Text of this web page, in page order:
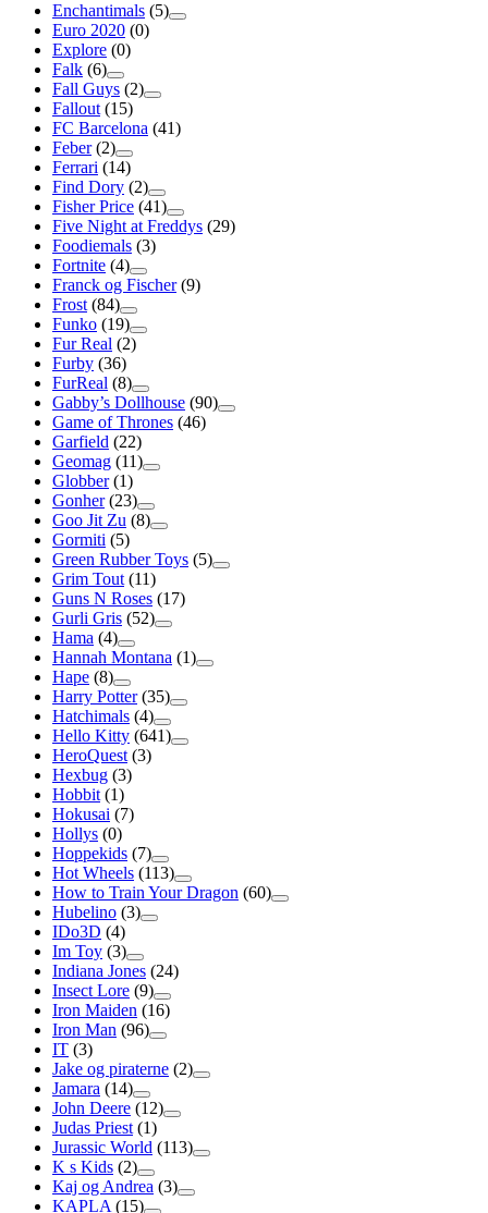
Enchantimals (5)
Euro 2020 (0)
Explore (0)
Falk (6)
Fall Guys (2)
Fallout (15)
FC Barcelona (41)
Feber (2)
Ferrari (14)
Find Dory (2)
Fisher Price (41)
Five Night at Freddys (29)
Foodiemals (3)
Fortnite (4)
Franck og Fischer (9)
Frost (84)
Funko (19)
Fur Real (2)
Furby (36)
FurReal (8)
Gabby’s Dollhouse (90)
Game of Thrones (46)
Garfield (22)
Geomag (11)
Globber (1)
Gonher (23)
Goo Jit Zu (8)
Gormiti (5)
Green Rubber Toys (5)
Grim Tout (11)
Guns N Roses (17)
Gurli Gris (52)
Hama (4)
Hannah Montana (1)
Hape (8)
Harry Potter (35)
Hatchimals (4)
Hello Kitty (641)
HeroQuest (3)
Hexbug (3)
Hobbit (1)
Hokusai (7)
Hollys (0)
Hoppekids (7)
Hot Wheels (113)
How to Train Your Dragon (60)
Hubelino (3)
IDo3D (4)
Im Toy (3)
Indiana Jones (24)
Insect Lore (9)
Iron Maiden (16)
Iron Man (96)
IT (3)
Jake og piraterne (2)
Jamara (14)
John Deere (12)
Judas Priest (1)
Jurassic World (113)
K s Kids (2)
Kaj og Andrea (3)
KAPLA (15)